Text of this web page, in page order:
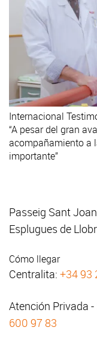
Internacional
“A pesar del gran
acompañamiento a
importante”
Passeig Sant
Esplugues de
Cómo llegar
Centralita: +34 93
Atención Privada
600 97 83